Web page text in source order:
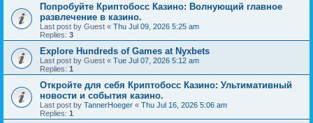
Попробуйте Криптобосс Казино: Волнующий главное
развлечение в казино.
Last post by Guest « Thu Jul 09, 2026 5:25 am
Replies: 3
Explore Hundreds of Games at Nyxbets
Last post by Guest « Tue Jul 07, 2026 5:12 am
Replies: 1
Откройте для себя Криптобосс Казино: Ультимативный
новости и события казино.
Last post by TannerHoeger « Thu Jul 16, 2026 5:06 am
Replies: 1